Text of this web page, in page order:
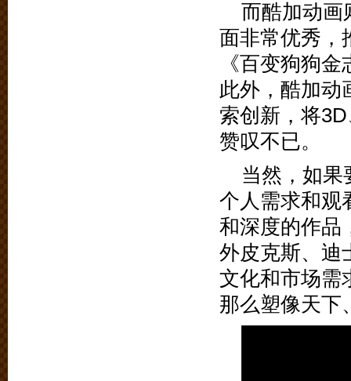
而酷加动画
面非常优秀，
《百变狗狗
此外，酷加动
索创新，将
赞叹不已。
当然，如果
个人需求和观
和深度的作品
外皮克斯、迪
文化和市场需
那么塑像天下